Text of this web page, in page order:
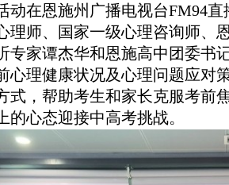
动在恩施州广播电视台FM94
理师、国家一级心理咨询师、
专家谭杰华和恩施高中团委书
心理健康状况及心理问题应对
式，帮助考生和家长克服考前
的心态迎接中高考挑战。